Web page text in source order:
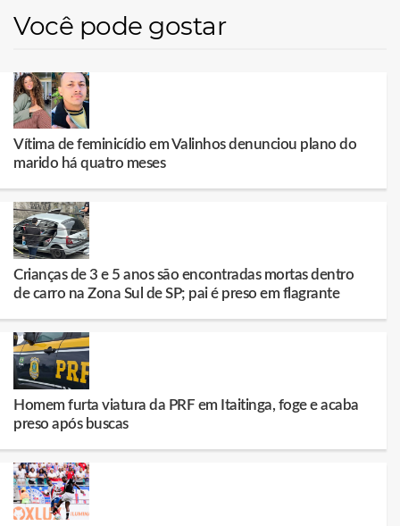
Você pode gostar
Vítima de feminicídio em Valinhos denunciou plano do
marido há quatro meses
Crianças de 3 e 5 anos são encontradas mortas dentro
de carro na Zona Sul de SP; pai é preso em flagrante
Homem furta viatura da PRF em Itaitinga, foge e acaba
preso após buscas